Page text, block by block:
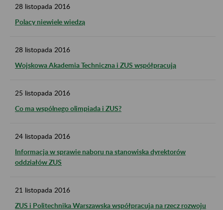
28 listopada 2016
Polacy niewiele wiedzą
28 listopada 2016
Wojskowa Akademia Techniczna i ZUS współpracują
25 listopada 2016
Co ma wspólnego olimpiada i ZUS?
24 listopada 2016
Informacja w sprawie naboru na stanowiska dyrektorów
oddziałów ZUS
21 listopada 2016
ZUS i Politechnika Warszawska współpracują na rzecz rozwoju